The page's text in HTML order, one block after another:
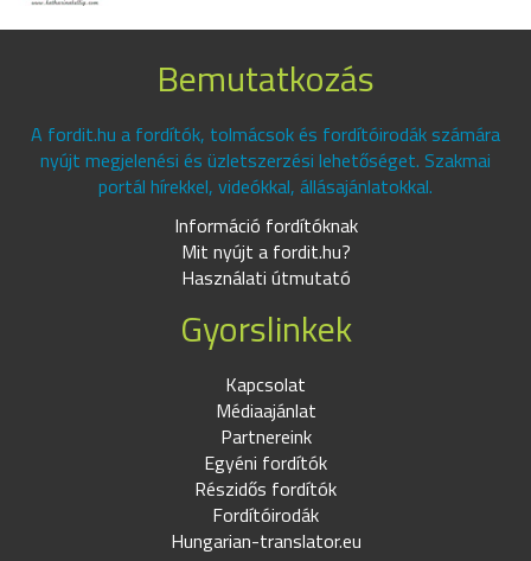
Bemutatkozás
A fordit.hu a fordítók, tolmácsok és fordítóirodák számára
nyújt megjelenési és üzletszerzési lehetőséget. Szakmai
portál hírekkel, videókkal, állásajánlatokkal.
Információ fordítóknak
Mit nyújt a fordit.hu?
Használati útmutató
Gyorslinkek
Kapcsolat
Médiaajánlat
Partnereink
Egyéni fordítók
Részidős fordítók
Fordítóirodák
Hungarian-translator.eu